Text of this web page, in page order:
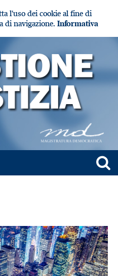
l'uso dei cookie al fine di
di navigazione. Informativa